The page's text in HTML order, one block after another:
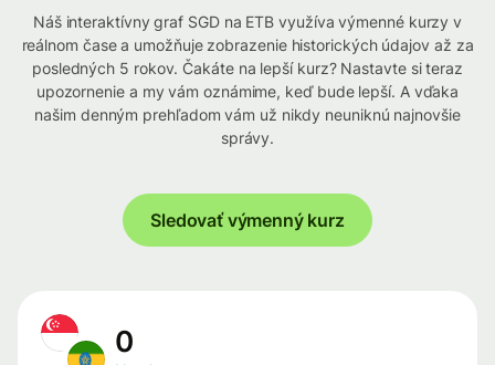
Náš interaktívny graf SGD na ETB využíva výmenné kurzy v
reálnom čase a umožňuje zobrazenie historických údajov až za
posledných 5 rokov. Čakáte na lepší kurz? Nastavte si teraz
upozornenie a my vám oznámime, keď bude lepší. A vďaka
našim denným prehľadom vám už nikdy neuniknú najnovšie
správy.
Sledovať výmenný kurz
0